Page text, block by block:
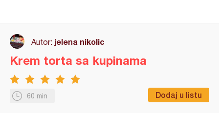
Autor: jelena nikolic
60 min Dodaj u listu
Krem torta sa kupinama